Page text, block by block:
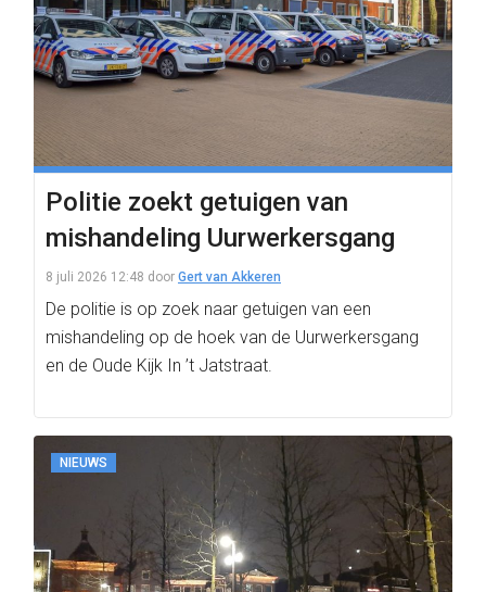
Politie zoekt getuigen van
mishandeling Uurwerkersgang
8 juli 2026 12:48 door Gert van Akkeren
De politie is op zoek naar getuigen van een
mishandeling op de hoek van de Uurwerkersgang
en de Oude Kijk In ’t Jatstraat.
NIEUWS